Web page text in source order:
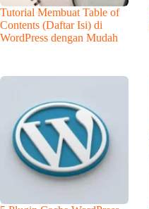
Tutorial Membuat Table of
Contents (Daftar Isi) di
WordPress dengan Mudah